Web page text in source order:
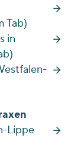
Tab)
in
Lippe